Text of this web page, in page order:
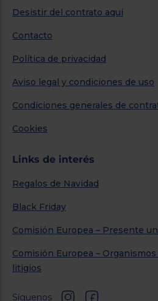
Desistir del contrato aquí
Contacto
Política de privacidad
Aviso legal y condiciones de uso
Condiciones generales de
Cookies
Links de interés
Regalos de Navidad
Black Friday
Comisión Europea – Presente
Comisión Europea –
litigios
Síguenos